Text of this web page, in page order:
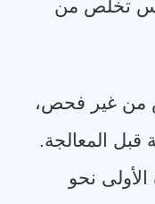
تخلص من
من غير فحص،
قبل المعالجة.
نحو